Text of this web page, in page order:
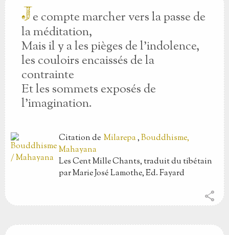
Je compte marcher vers la passe de
la méditation,
Mais il y a les pièges de l’indolence,
les couloirs encaissés de la
contrainte
Et les sommets exposés de
l’imagination.
Citationde Milarepa,Bouddhisme,
Mahayana
Les Cent Mille Chants, traduit du tibétain
par Marie José Lamothe, Ed. Fayard
share